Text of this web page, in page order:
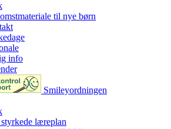
til nye børn
info
Smileyordningen
læreplan